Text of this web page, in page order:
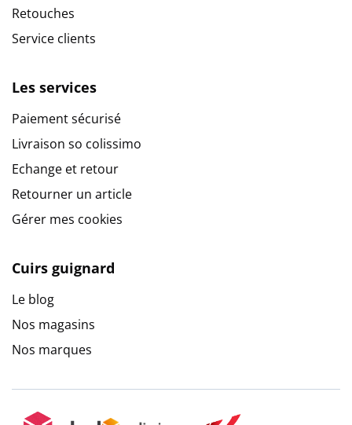
Retouches
Service clients
Les services
Paiement sécurisé
Livraison so colissimo
Echange et retour
Retourner un article
Gérer mes cookies
Cuirs guignard
Le blog
Nos magasins
Nos marques